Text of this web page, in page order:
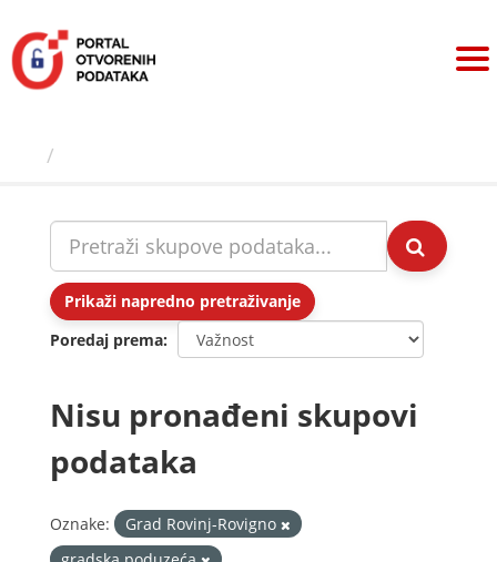
sadržaj
Prikaži napredno pretraživanje
Poredaj prema
Nisu pronađeni skupovi
podataka
Oznake:
Grad Rovinj-Rovigno